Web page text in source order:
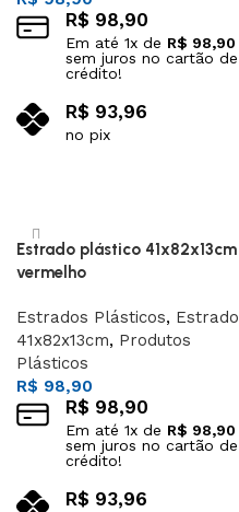
R$ 98,90
Em até 1x de R$ 98,90
sem juros no cartão de
crédito!
R$ 93,96
no pix
Estrado plástico 41x82x13cm
vermelho
Estrados Plásticos, Estrado
41x82x13cm, Produtos
Plásticos
R$ 98,90
R$ 98,90
Em até 1x de R$ 98,90
sem juros no cartão de
crédito!
R$ 93,96